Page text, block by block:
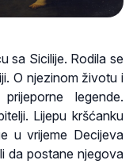
sa Sicilije. Rodila se
O njezinom životu i
legende.
Lijepu kršćanku
u vrijeme Decijeva
da postane njegova